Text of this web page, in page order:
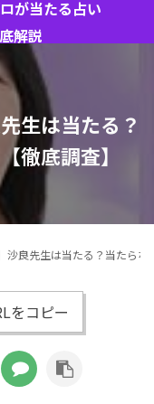
が当たる占い
解説
生は当たる？
徹底調査】
沙良先生は当たる？当たら
をコピー